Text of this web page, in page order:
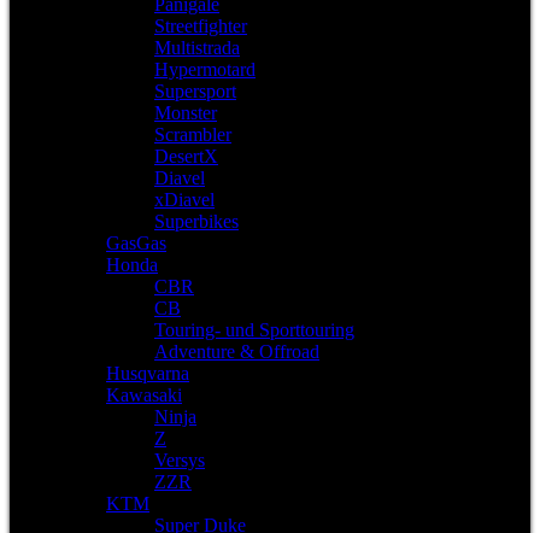
Panigale
Streetfighter
Multistrada
Hypermotard
Supersport
Monster
Scrambler
DesertX
Diavel
xDiavel
Superbikes
GasGas
Honda
CBR
CB
Touring- und Sporttouring
Adventure & Offroad
Husqvarna
Kawasaki
Ninja
Z
Versys
ZZR
KTM
Super Duke